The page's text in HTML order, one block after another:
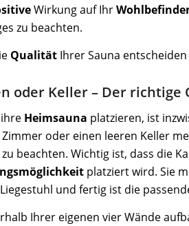
Wirkung auf Ihr
zu beachten.
Qualität Ihrer Sauna
oder Keller – Der richtige
Heimsauna platzieren, ist
oder einen leeren Keller
beachten. Wichtig ist, dass die
platziert wird. Sie
und fertig ist die
Ihrer eigenen vier Wände